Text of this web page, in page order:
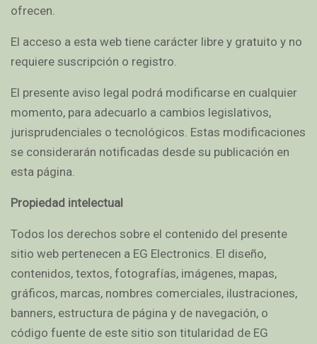
ofrecen.
El acceso a esta web tiene carácter libre y gratuito y no
requiere suscripción o registro.
El presente aviso legal podrá modificarse en cualquier
momento, para adecuarlo a cambios legislativos,
jurisprudenciales o tecnológicos. Estas modificaciones
se considerarán notificadas desde su publicación en
esta página.
Propiedad intelectual
Todos los derechos sobre el contenido del presente
sitio web pertenecen a EG Electronics. El diseño,
contenidos, textos, fotografías, imágenes, mapas,
gráficos, marcas, nombres comerciales, ilustraciones,
banners, estructura de página y de navegación, o
código fuente de este sitio son titularidad de EG